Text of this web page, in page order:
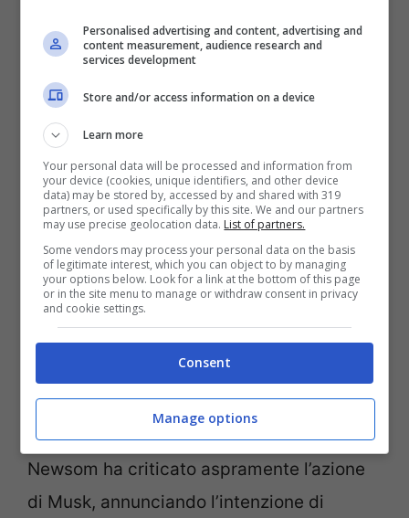
Elon Musk viola regole di X-Ansa-Notizie.com
L’incidente ha provocato reazioni negative
senatrice Amy Klobuchar ha espresso
preoccupazione sul fatto che senza
adeguate misure restrittive, potrebbe
scatenarsi una stagione elettorale piena di
contenuti falsi generati dall’IA. Anche il
governatore della California Gavin
Newsom ha criticato aspramente l’azione
di Musk, annunciando l’intenzione di
Personalised advertising and content, advertising and
content measurement, audience research and
services development
Store and/or access information on a device
Learn more
Your personal data will be processed and information from
your device (cookies, unique identifiers, and other device
data) may be stored by, accessed by and shared with 319
partners, or used specifically by this site. We and our partners
may use precise geolocation data. List of partners.
Some vendors may process your personal data on the basis
of legitimate interest, which you can object to by managing
your options below. Look for a link at the bottom of this page
or in the site menu to manage or withdraw consent in privacy
and cookie settings.
Consent
Manage options